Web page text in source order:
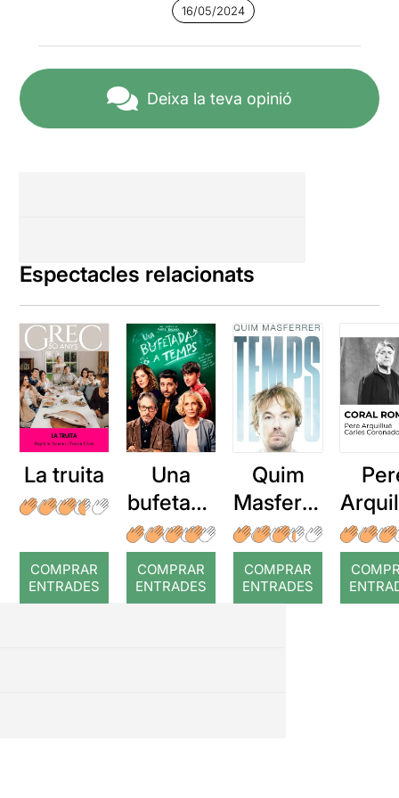
16/05/2024
Deixa la teva opinió
Espectacles relacionats
La truita
COMPRAR
ENTRADES
Una
bufetada
a temps
COMPRAR
ENTRADES
Quim
Masferre
r: Temps
COMPRAR
ENTRADES
: